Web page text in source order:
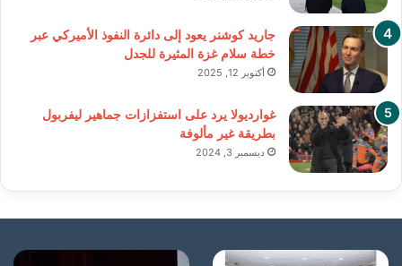
جاريد كوشنر يعود إلى دائرة النفوذ الأميركي عبر
خطة سلام غزة المثيرة للجدل
أكتوبر 12, 2025
غوارديولا يرد على استفزازات جماهير ليفربول
بطريقة غير مألوفة
ديسمبر 3, 2024